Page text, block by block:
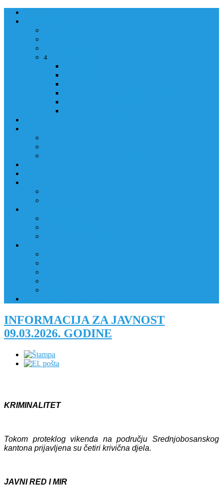
4
INFORMACIJA ZA JAVNOST
09.03.2026. GODINE
KRIMINALITET
Tokom proteklog vikenda na području Srednjobosanskog
kantona prijavljena su četiri krivična djela.
JAVNI RED I MIR